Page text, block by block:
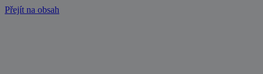
Přejít na obsah